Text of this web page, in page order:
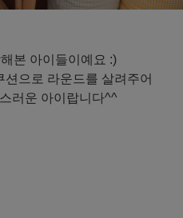
본 아이들이예요 :)
으로 라운드를 살려주어
러운 아이랍니다^^